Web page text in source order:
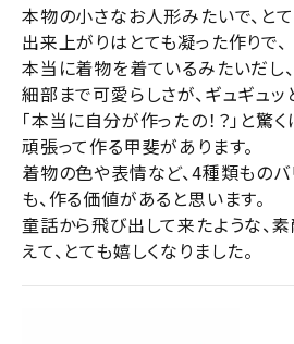
本物の小さなお人形みたいで、とて
出来上がりはとても凝った作りで、
本当に着物を着ているみたいだし、
細部まで可愛らしさが、ギュギュ
「本当に自分が作ったの！？」と驚く
頑張って作る甲斐があります。
着物の色や表情など、4種類もの
も、作る価値があると思います。
童話から飛び出して来たような、
えて、とても嬉しくなりました。